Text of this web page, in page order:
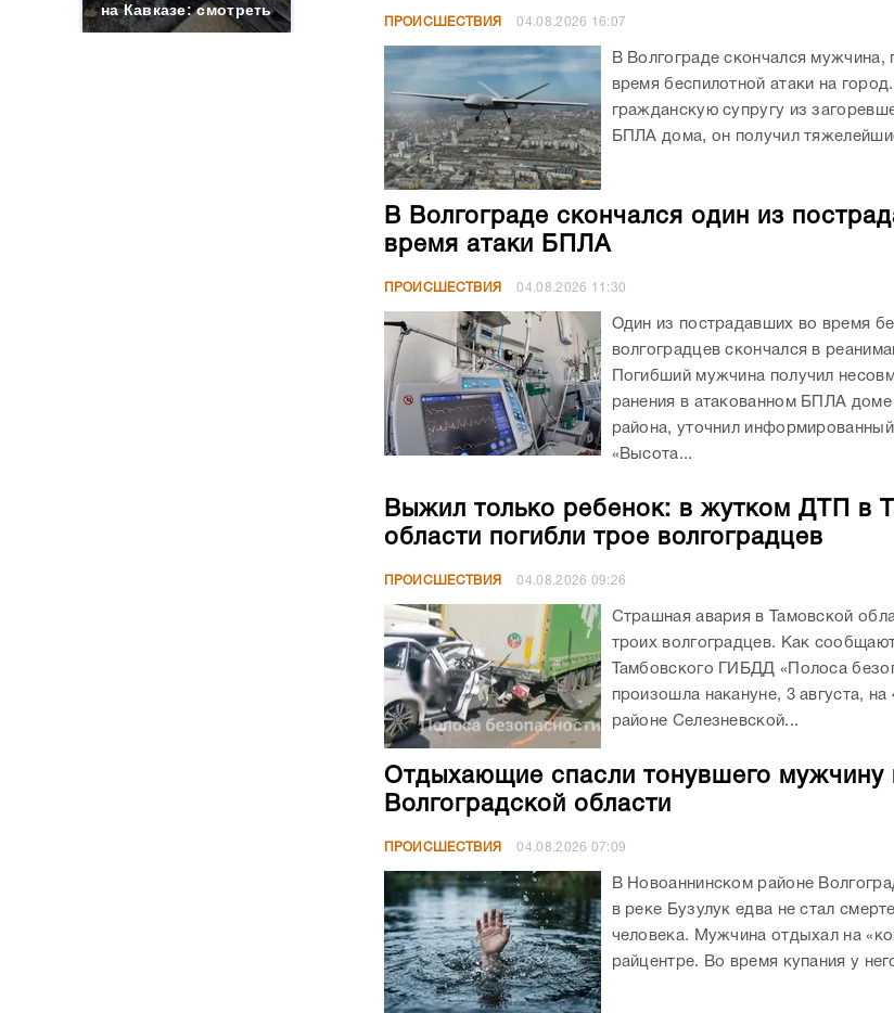
на Кавказе: смотреть
ПРОИСШЕСТВИЯ 04.08.2026 16:07
В Волгограде скончался мужчина,
время беспилотной атаки на
гражданскую супругу из
БПЛА дома, он получил
В Волгограде скончался один из
время атаки БПЛА
ПРОИСШЕСТВИЯ 04.08.2026 11:30
Один из пострадавших во время
волгоградцев скончался в
Погибший мужчина получил
ранения в атакованном БПЛА
района, уточнил
«Высота...
Выжил только ребенок: в жутком ДТП в
области погибли трое волгоградцев
ПРОИСШЕСТВИЯ 04.08.2026 09:26
Страшная авария в Тамовской
троих волгоградцев. Как
Тамбовского ГИБДД «Полоса
произошла накануне, 3 августа,
районе Селезневской...
Отдыхающие спасли тонувшего мужчину
Волгоградской области
ПРОИСШЕСТВИЯ 04.08.2026 07:09
В Новоаннинском районе
в реке Бузулук едва не стал
человека. Мужчина отдыхал на
райцентре. Во время купания у